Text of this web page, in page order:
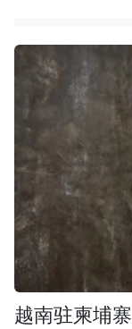
越南驻柬埔